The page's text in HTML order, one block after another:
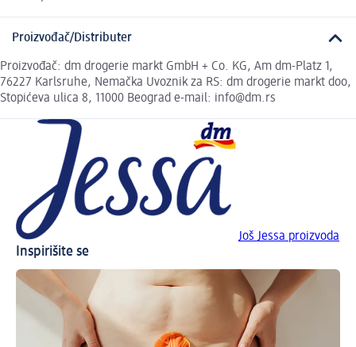
Proizvođač/Distributer
Proizvođač: dm drogerie markt GmbH + Co. KG, Am dm-Platz 1,
76227 Karlsruhe, Nemačka Uvoznik za RS: dm drogerie markt doo,
Stopićeva ulica 8, 11000 Beograd e-mail: info@dm.rs
Još Jessa proizvoda
Inspirišite se